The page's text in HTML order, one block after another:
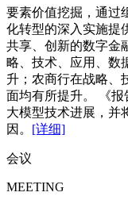
要素价值挖掘，通过
化转型的深入实施提
共享、创新的数字金
略、技术、应用、数
升；农商行在战略、
面均有所提升。 《
大模型技术进展，并
因。 [详细]
会议
MEETING